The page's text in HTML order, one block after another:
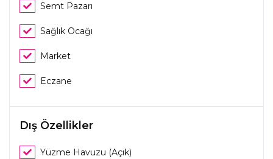
Semt Pazarı
Sağlık Ocağı
Market
Eczane
Dış Özellikler
Yüzme Havuzu (Açık)